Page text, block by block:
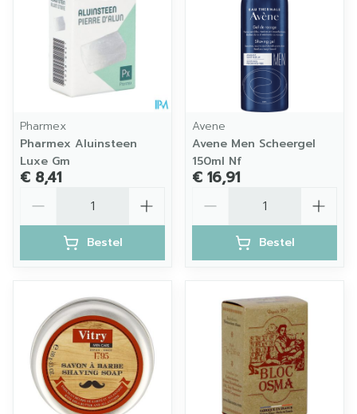
Pharmex
Pharmex Aluinsteen
Luxe Gm
€ 8,41
Bestel
Avene
Avene Men Scheergel
150ml Nf
€ 16,91
Bestel